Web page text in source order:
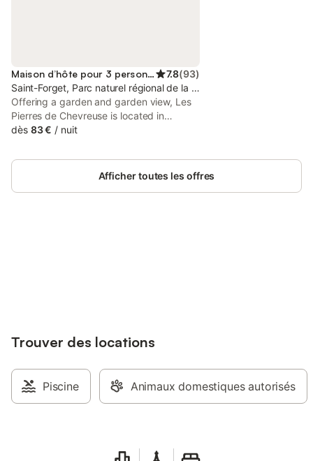
Maison d’hôte pour 3 personnes 7.8(93)
Saint-Forget, Parc naturel régional de la Haute Vallée de Chevreuse
Offering a garden and garden view, Les
Pierres de Chevreuse is located in
Chevreuse, 8.4 km from France Miniature
There is an on-site restaurant, plus free
private parking and free WiFi are
dès 83 € / nuit
Afficher toutes les offres
Trouver des locations
Piscine Animaux domestiques autorisés